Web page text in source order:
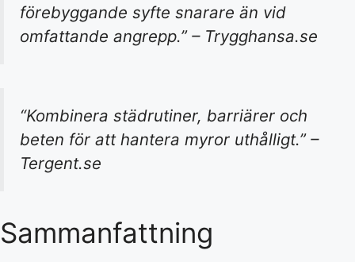
förebyggande syfte snarare än vid
omfattande angrepp.” – Trygghansa.se
“Kombinera städrutiner, barriärer och
beten för att hantera myror uthålligt.” –
Tergent.se
Sammanfattning